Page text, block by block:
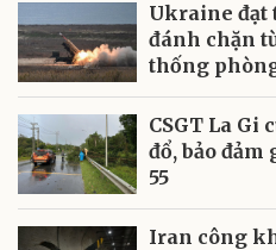
Ukraine đạt
đánh chặn
thống
CSGT La Gi
đổ, bảo
55
Iran công